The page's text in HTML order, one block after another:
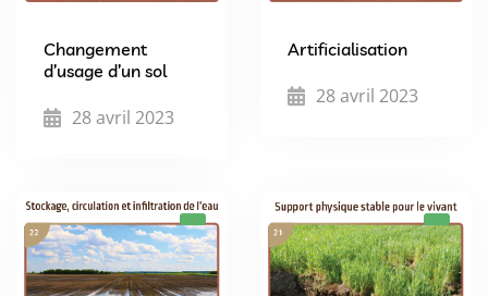
Changement
d’usage d’un sol
28 avril 2023
Artificialisation
28 avril 2023